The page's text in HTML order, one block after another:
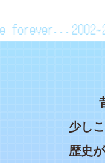
少し
歴史